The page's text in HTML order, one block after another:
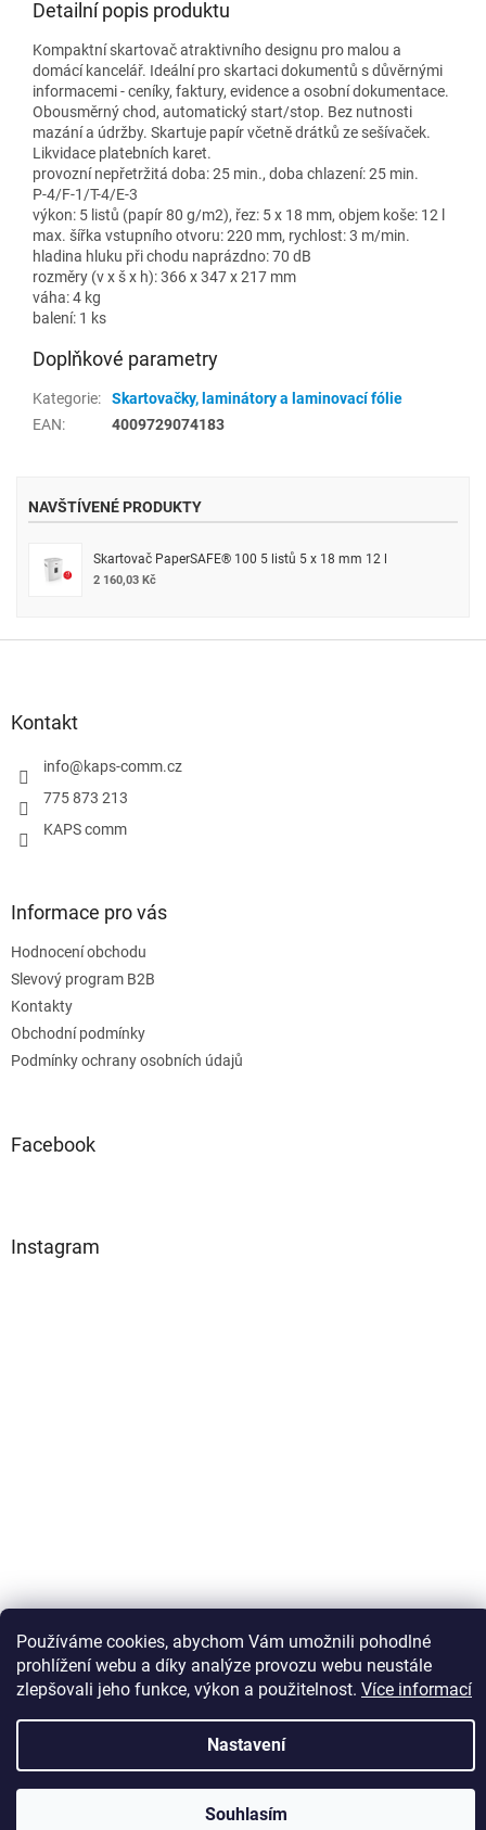
Používáme cookies, abychom Vám umožnili pohodlné
prohlížení webu a díky analýze provozu webu neustále
zlepšovali jeho funkce, výkon a použitelnost. Více informací
Nastavení
Souhlasím
Detailní popis produktu
Kompaktní skartovač atraktivního designu pro malou a
domácí kancelář. Ideální pro skartaci dokumentů s důvěrnými
informacemi - ceníky, faktury, evidence a osobní dokumentace.
Obousměrný chod, automatický start/stop. Bez nutnosti
mazání a údržby. Skartuje papír včetně drátků ze sešívaček.
Likvidace platebních karet.
provozní nepřetržitá doba: 25 min., doba chlazení: 25 min.
P-4/F-1/T-4/E-3
výkon: 5 listů (papír 80 g/m2), řez: 5 x 18 mm, objem koše: 12 l
max. šířka vstupního otvoru: 220 mm, rychlost: 3 m/min.
hladina hluku při chodu naprázdno: 70 dB
rozměry (v x š x h): 366 x 347 x 217 mm
váha: 4 kg
balení: 1 ks
Doplňkové parametry
Kategorie:
Skartovačky, laminátory a laminovací fólie
EAN: 4009729074183
NAVŠTÍVENÉ PRODUKTY
Skartovač PaperSAFE® 100 5 listů 5 x 18 mm 12 l
2 160,03 Kč
Kontakt
info@kaps-comm.cz
775 873 213
KAPS comm
Informace pro vás
Hodnocení obchodu
Slevový program B2B
Kontakty
Obchodní podmínky
Podmínky ochrany osobních údajů
Facebook
Instagram
Sledovat na Instagramu
Copyright 2026Kaps comm. Všechna práva vyhrazena.